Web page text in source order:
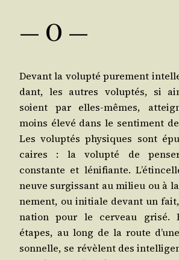
— O —
Devant la volup­té pure­ment
dant, les autres volup­tés, si
soient par elles-mêmes,
moins éle­vé dans le sen­ti­ment
Les volup­tés phy­siques sont
caires : la volup­té de
constante et léni­fiante.
neuve sur­gis­sant au milieu ou à
ne­ment, ou ini­tiale devant un
na­tion pour le cer­veau gri­sé.
étapes, au long de la route
son­nelle, se révèlent des